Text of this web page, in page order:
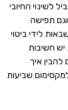
לשינוי החיובי
תפישה
לידי ביטוי
חשיבות
איך
בשנת 2023, בדרך למקסימום שביעות